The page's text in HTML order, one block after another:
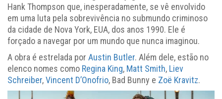
Hank Thompson que, inesperadamente, se vê envolvido
em uma luta pela sobrevivência no submundo criminoso
da cidade de Nova York, EUA, dos anos 1990. Ele é
forçado a navegar por um mundo que nunca imaginou.
A obra é estrelada por Austin Butler. Além dele, estão no
elenco nomes como Regina King, Matt Smith, Liev
Schreiber,Vincent D’Onofrio, Bad Bunny e Zoë Kravitz.